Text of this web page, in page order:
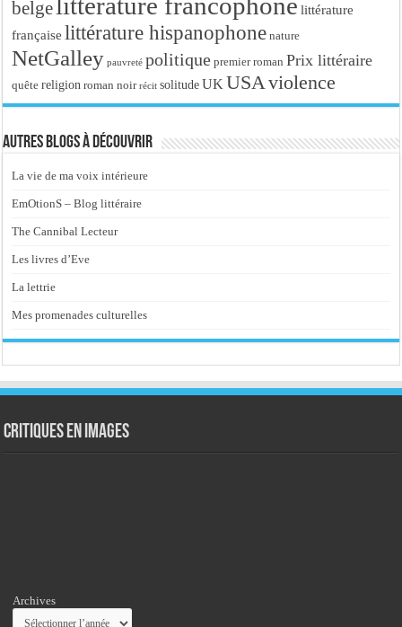
belge
littérature
française littérature hispanophone nature
NetGalley pauvreté politique premier roman Prix littéraire
quête religion roman noir récit solitude UK USA violence
Autres blogs à découvrir
La vie de ma voix intérieure
EmOtionS – Blog littéraire
The Cannibal Lecteur
Les livres d’Eve
La lettrie
Mes promenades culturelles
Critiques en images
Archives